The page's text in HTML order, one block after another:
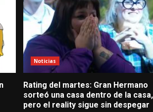
Noticias
Rating del martes: Gran Hermano
sorteó una casa dentro de la casa,
pero el reality sigue sin despegar